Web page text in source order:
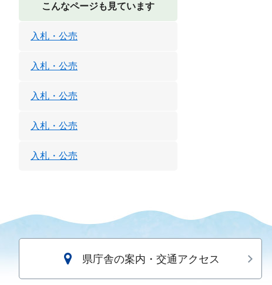
こんなページも見ています
入札・公売
入札・公売
入札・公売
入札・公売
入札・公売
県庁舎の案内・交通アクセス